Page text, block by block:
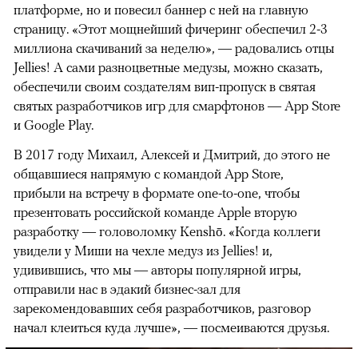
платформе, но и повесил баннер с ней на главную
страницу. «Этот мощнейший фичеринг обеспечил 2-3
миллиона скачиваний за неделю», — радовались отцы
Jellies! А сами разноцветные медузы, можно сказать,
обеспечили своим создателям вип-пропуск в святая
святых разработчиков игр для смарфтонов — App Store
и Google Play.
В 2017 году Михаил, Алексей и Дмитрий, до этого не
общавшиеся напрямую с командой App Store,
прибыли на встречу в формате one-to-one, чтобы
презентовать российской команде Apple вторую
разработку — головоломку Kenshō. «Когда коллеги
увидели у Миши на чехле медуз из Jellies! и,
удивившись, что мы — авторы популярной игры,
отправили нас в эдакий бизнес-зал для
зарекомендовавших себя разработчиков, разговор
начал клеиться куда лучше», — посмеиваются друзья.